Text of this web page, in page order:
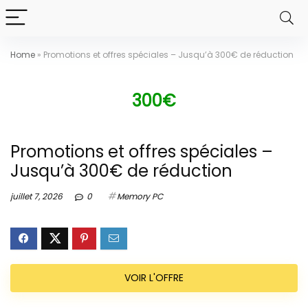
Home » Promotions et offres spéciales – Jusqu’à 300€ de réduction
300€
Promotions et offres spéciales –
Jusqu’à 300€ de réduction
juillet 7, 2026 0 Memory PC
VOIR L'OFFRE